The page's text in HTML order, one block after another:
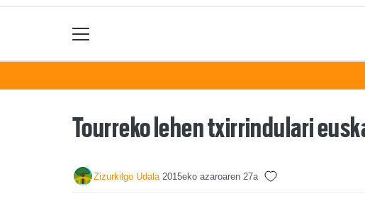
Tourreko lehen txirrindulari
Zizurkilgo Udala 2015eko azaroaren 27a